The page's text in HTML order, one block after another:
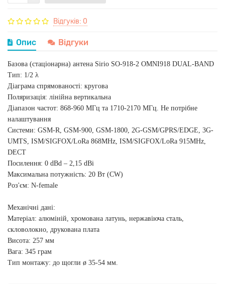
Відгуків: 0
Опис Відгуки
Базова (стаціонарна) антена Sirio SO-918-2 OMNI918 DUAL-BAND
Тип: 1/2 λ
Діаграма спрямованості: кругова
Поляризація: лінійна вертикальна
Діапазон частот: 868-960 МГц та 1710-2170 МГц. Не потрібне
налаштування
Системи: GSM-R, GSM-900, GSM-1800, 2G-GSM/GPRS/EDGE, 3G-
UMTS, ISM/SIGFOX/LoRa 868MHz, ISM/SIGFOX/LoRa 915MHz,
DECT
Посилення: 0 dBd – 2,15 dBi
Максимальна потужність: 20 Вт (CW)
Роз'єм: N-female
Механічні дані:
Матеріал: алюміній, хромована латунь, нержавіюча сталь,
скловолокно, друкована плата
Висота: 257 мм
Вага: 345 грам
Тип монтажу: до щогли ø 35-54 мм.